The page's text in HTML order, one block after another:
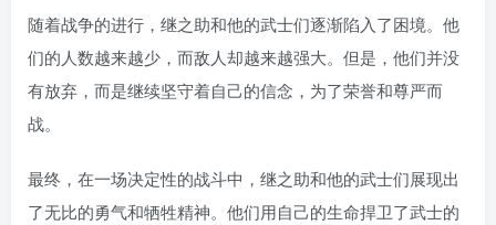
随着战争的进行，继之助和他的武士们逐渐陷入了困境。他
们的人数越来越少，而敌人却越来越强大。但是，他们并没
有放弃，而是继续坚守着自己的信念，为了荣誉和尊严而
战。
最终，在一场决定性的战斗中，继之助和他的武士们展现出
了无比的勇气和牺牲精神。他们用自己的生命捍卫了武士的